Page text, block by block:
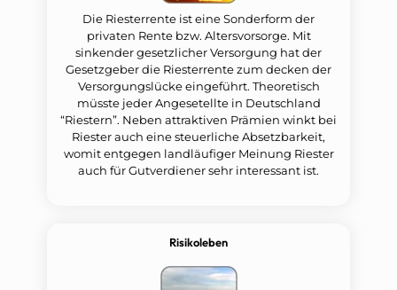
Die Riesterrente ist eine Sonderform der
privaten Rente bzw. Altersvorsorge. Mit
sinkender gesetzlicher Versorgung hat der
Gesetzgeber die Riesterrente zum decken der
Versorgungslücke eingeführt. Theoretisch
müsste jeder Angesetellte in Deutschland
“Riestern”. Neben attraktiven Prämien winkt bei
Riester auch eine steuerliche Absetzbarkeit,
womit entgegen landläufiger Meinung Riester
auch für Gutverdiener sehr interessant ist.
Risikoleben